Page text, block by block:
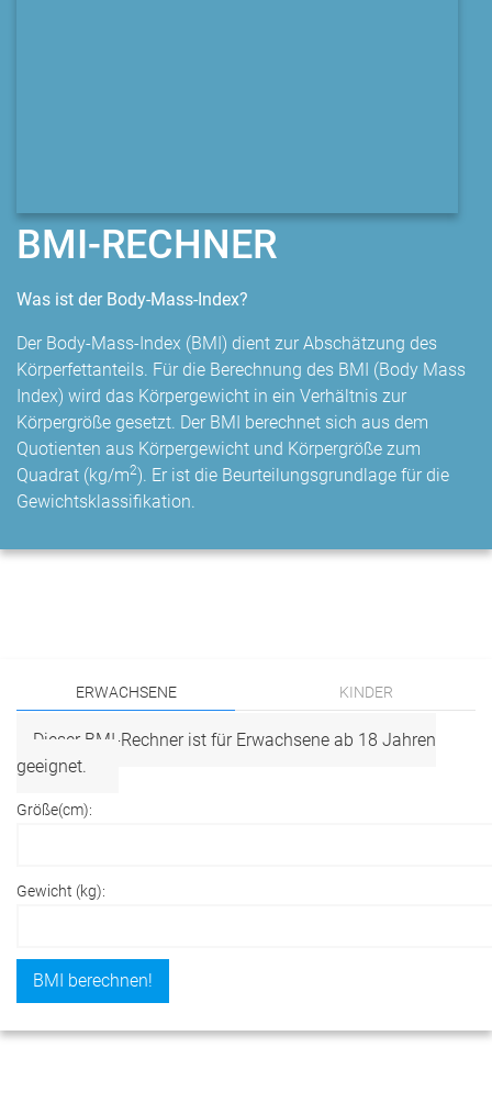
BMI-RECHNER
Was ist der Body-Mass-Index?
Der Body-Mass-Index (BMI) dient zur Abschätzung des
Körperfettanteils. Für die Berechnung des BMI (Body Mass
Index) wird das Körpergewicht in ein Verhältnis zur
Körpergröße gesetzt. Der BMI berechnet sich aus dem
Quotienten aus Körpergewicht und Körpergröße zum
Quadrat (kg/m2). Er ist die Beurteilungsgrundlage für die
Gewichtsklassifikation.
ERWACHSENE KINDER
Dieser BMI-Rechner ist für Erwachsene ab 18 Jahren
geeignet.
Größe(cm):
Gewicht (kg):